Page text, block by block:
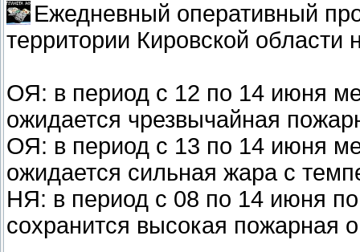
Ежедневный оперативный
территории Кировской области
ОЯ: в период с 12 по 14 июня
ожидается чрезвычайная
ОЯ: в период с 13 по 14 июня
ожидается сильная жара с
НЯ: в период c 08 по 14 июня
сохранится высокая пожарная